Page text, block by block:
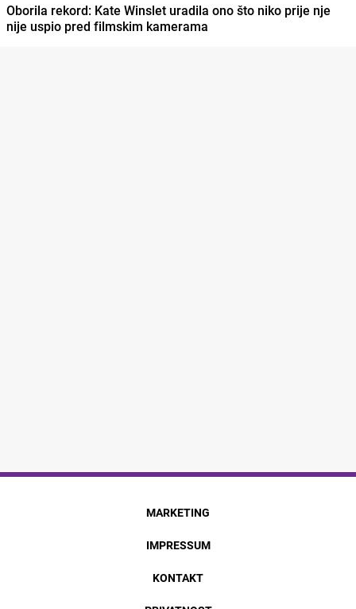
Oborila rekord: Kate Winslet uradila ono što niko prije nje
nije uspio pred filmskim kamerama
MARKETING
IMPRESSUM
KONTAKT